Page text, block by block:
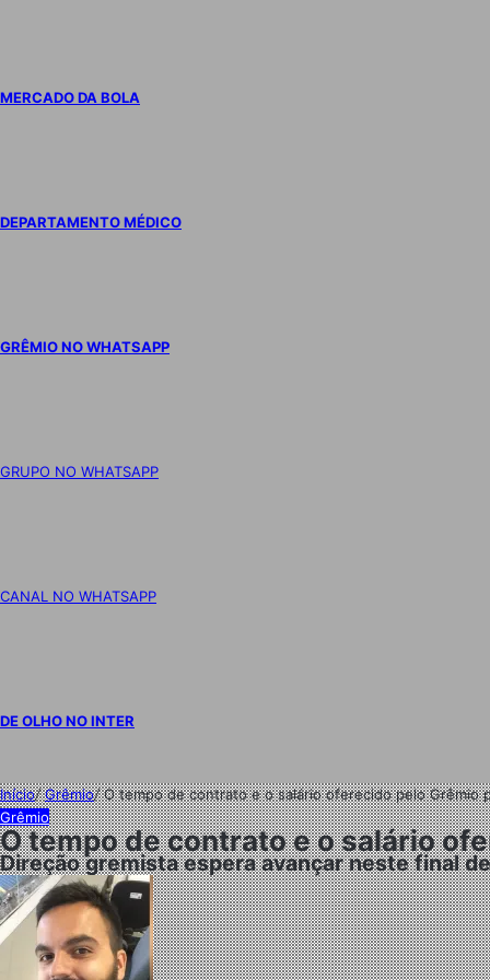
MERCADO DA BOLA
DEPARTAMENTO MÉDICO
GRÊMIO NO WHATSAPP
GRUPO NO WHATSAPP
CANAL NO WHATSAPP
DE OLHO NO INTER
Início/Grêmio/O tempo de contrato e o salário oferecido pelo Grêmio
Grêmio
O tempo de contrato e o salário
Direção gremista espera avançar neste final